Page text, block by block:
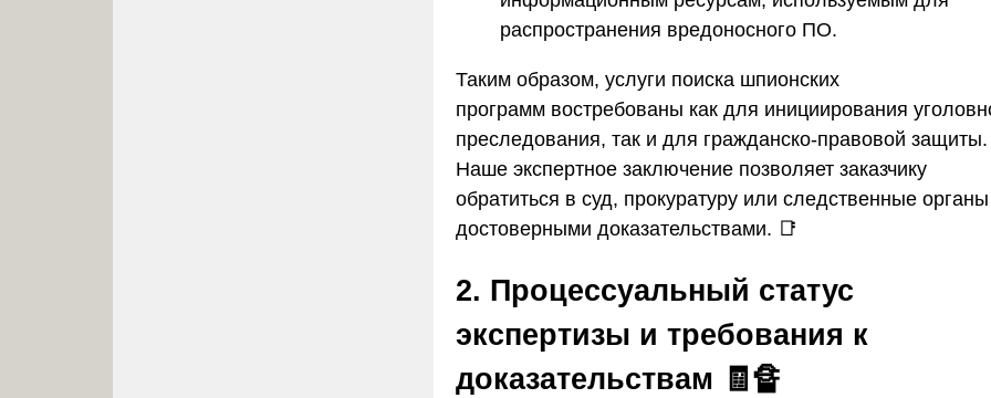
распространения вредоносного ПО.
Таким образом, услуги поиска шпионских
программ востребованы как для инициирования
преследования, так и для гражданско-правовой защиты.
Наше экспертное заключение позволяет заказчику
обратиться в суд, прокуратуру или следственные
достоверными доказательствами. 📑
2. Процессуальный статус
экспертизы и требования к
доказательствам 🧾🔏